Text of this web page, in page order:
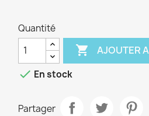
Quantité
 AJOUTER
 En stock
Partager